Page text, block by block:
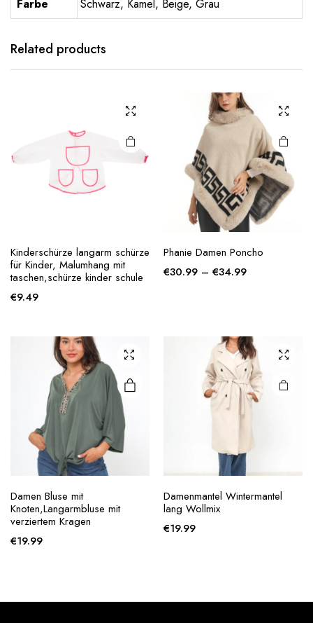
Farbe Schwarz, Kamel, Beige, Grau
Related products
This
has
options
chosen
Kinderschürze langarm schürze
für Kinder, Malumhang mit
taschen,schürze kinder schule
€9.49
options
may be
chosen
on the
product
page
Phanie Damen Poncho
€30.99 – €34.99Price
€34.99
This
product
options
may be
chosen
on the
product
page
Damen Bluse mit
Knoten,Langarmbluse mit
verziertem Kragen
€19.99
This
The
options
may be
chosen
on the
Damenmantel Wintermantel
lang Wollmix
€19.99